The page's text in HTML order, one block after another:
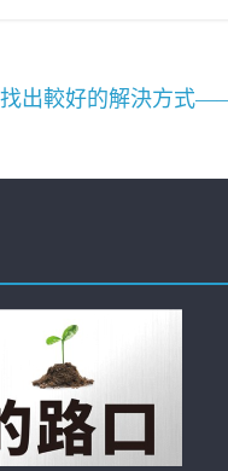
出較好的解決方式